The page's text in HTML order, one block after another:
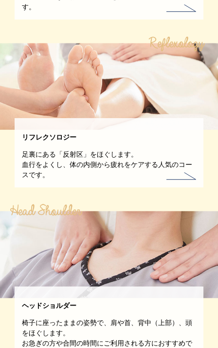
す。
リフレクソロジー
足裏にある「反射区」をほぐします。
血行をよくし、体の内側から疲れをケアする人気のコー
スです。
ヘッドショルダー
椅子に座ったままの姿勢で、肩や首、背中（上部）、頭
をほぐします。
お急ぎの方や合間の時間にご利用される方におすすめで